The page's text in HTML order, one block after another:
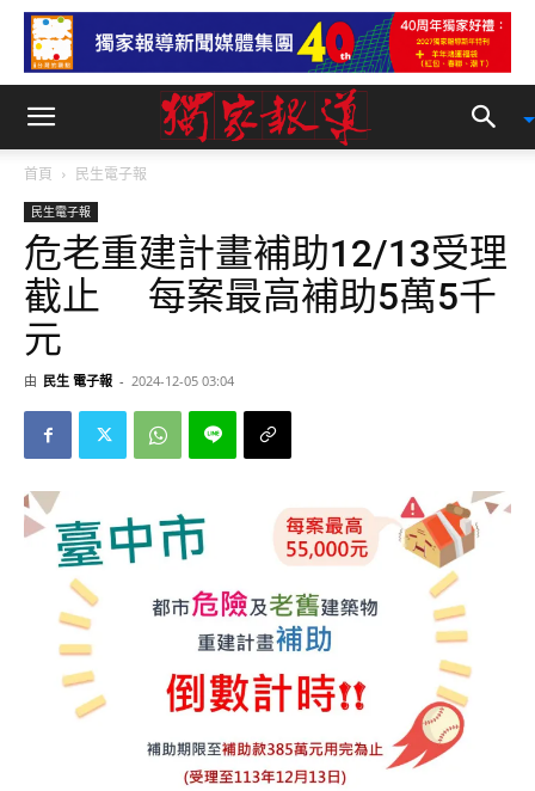
首頁 民生電子報
民生電子報
危老重建計畫補助12/13受理
截止 每案最高補助5萬5千
元
由 民生 電子報 - 2024-12-05 03:04